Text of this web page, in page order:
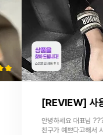
안녕하세요 대표님 ???? 카
친구가 예쁘다고해서 사진 찍